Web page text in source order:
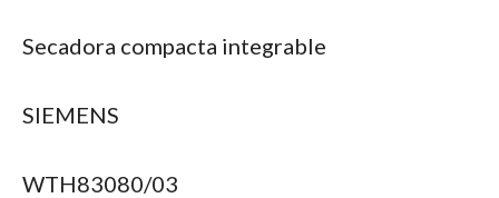
Secadora compacta integrable
SIEMENS
WTH83080/03